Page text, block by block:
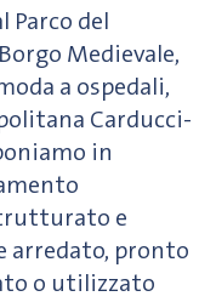
Parco del
Medievale,
a ospedali,
Carducci-
in
e
arredato, pronto
o utilizzato